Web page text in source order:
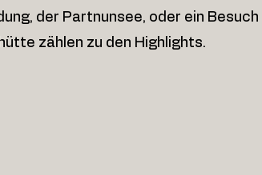
der Partnunsee, oder ein Besuch
zählen zu den Highlights.